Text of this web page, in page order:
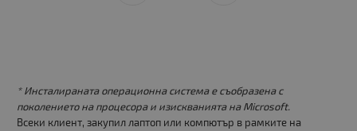
* Инсталираната операционна система е съобразена с
поколението на процесора и изискванията на Microsoft.
Всеки клиент, закупил лаптоп или компютър в рамките на